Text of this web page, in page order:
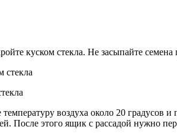
куском стекла. Не засыпайте
воздуха около 20 градусов
После этого ящик с рассадой нужно